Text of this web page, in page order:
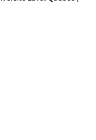
en Abitibi-